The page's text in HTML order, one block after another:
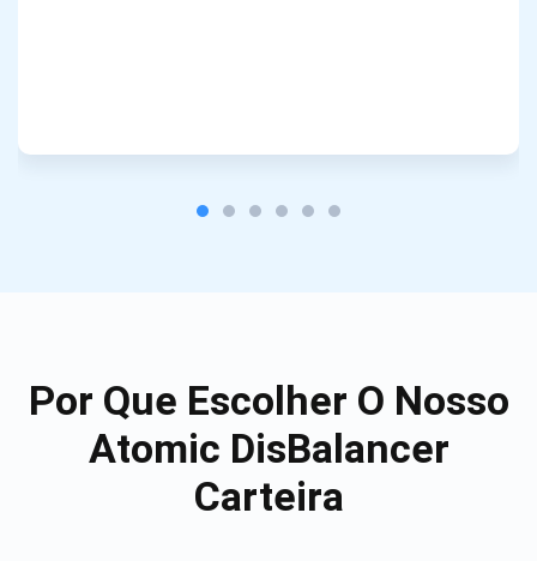
Por Que Escolher O Nosso
Atomic DisBalancer
Carteira